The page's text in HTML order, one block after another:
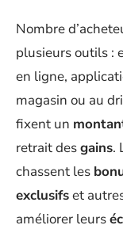
Nombre
plusieurs outils :
en ligne,
magasin ou au
fixent un
retrait desgains.
chassent les
exclusifset
améliorer leurs